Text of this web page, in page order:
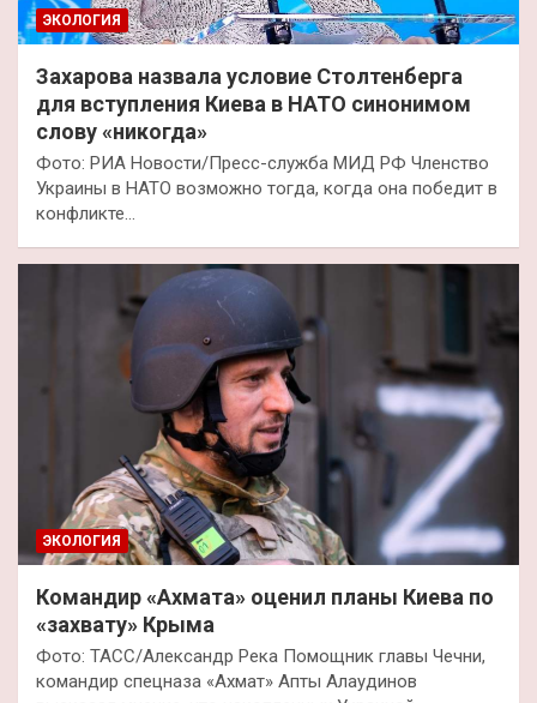
ЭКОЛОГИЯ
Захарова назвала условие Столтенберга
для вступления Киева в НАТО синонимом
слову «никогда»
Фото: РИА Новости/Пресс-служба МИД РФ Членство
Украины в НАТО возможно тогда, когда она победит в
конфликте…
ЭКОЛОГИЯ
Командир «Ахмата» оценил планы Киева по
«захвату» Крыма
Фото: ТАСС/Александр Река Помощник главы Чечни,
командир спецназа «Ахмат» Апты Алаудинов